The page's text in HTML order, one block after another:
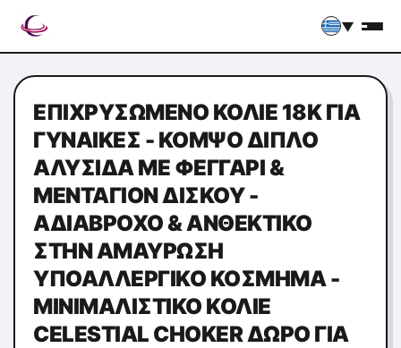
▼
ΕΠΙΧΡΥΣΩΜΈΝΟ ΚΟΛΙΈ 18Κ ΓΙΑ
ΓΥΝΑΊΚΕΣ - ΚΟΜΨΌ ΔΙΠΛΌ
ΑΛΥΣΊΔΑ ΜΕ ΦΕΓΓΆΡΙ &
ΜΕΝΤΑΓΙΌΝ ΔΊΣΚΟΥ -
ΑΔΙΆΒΡΟΧΟ & ΑΝΘΕΚΤΙΚΌ
ΣΤΗΝ ΑΜΑΎΡΩΣΗ
ΥΠΟΑΛΛΕΡΓΙΚΌ ΚΌΣΜΗΜΑ -
ΜΙΝΙΜΑΛΙΣΤΙΚΌ ΚΟΛΙΈ
CELESTIAL CHOKER ΔΏΡΟ ΓΙΑ